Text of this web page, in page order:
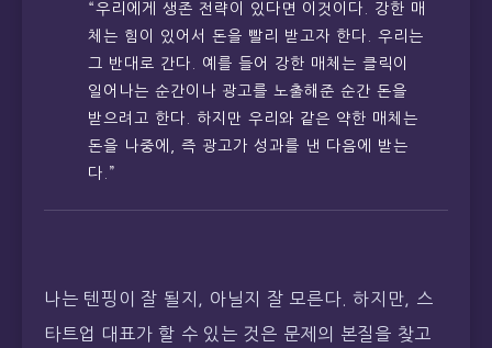
“우리에게 생존 전략이 있다면 이것이다. 강한 매
체는 힘이 있어서 돈을 빨리 받고자 한다. 우리는
그 반대로 간다. 예를 들어 강한 매체는 클릭이
일어나는 순간이나 광고를 노출해준 순간 돈을
받으려고 한다. 하지만 우리와 같은 약한 매체는
돈을 나중에, 즉 광고가 성과를 낸 다음에 받는
다.”
나는 텐핑이 잘 될지, 아닐지 잘 모른다. 하지만, 스
타트업 대표가 할 수 있는 것은 문제의 본질을 찾고